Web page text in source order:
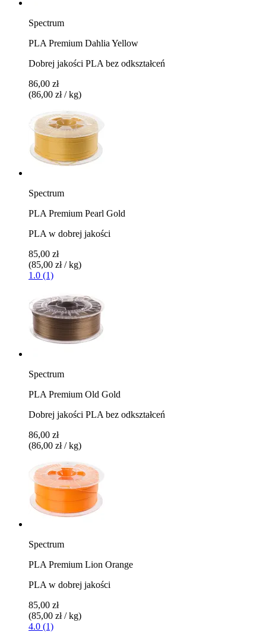
Spectrum
PLA Premium Dahlia Yellow
Dobrej jakości PLA bez odkształceń
86,00 zł
(86,00 zł / kg)
Spectrum
PLA Premium Pearl Gold
PLA w dobrej jakości
85,00 zł
(85,00 zł / kg)
1.0 (1)
Spectrum
PLA Premium Old Gold
Dobrej jakości PLA bez odkształceń
86,00 zł
(86,00 zł / kg)
Spectrum
PLA Premium Lion Orange
PLA w dobrej jakości
85,00 zł
(85,00 zł / kg)
4.0 (1)